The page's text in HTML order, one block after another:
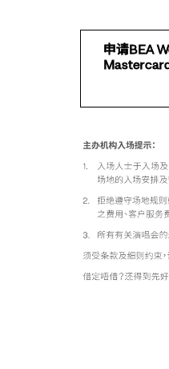
申请BEA
Mastercard